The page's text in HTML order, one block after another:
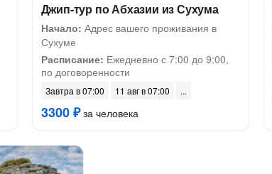
Джип-тур по Абхазии из Сухума
Начало: Адрес вашего проживания в
Сухуме
Расписание: Ежедневно с 7:00 до 9:00,
по договоренности
Завтра в 07:00 11 авг в 07:00
3300 ₽за человека